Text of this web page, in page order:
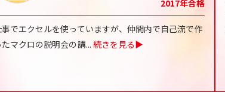
2017年合格
でエクセルを使っていますが、仲間内で自己流で作
マクロの説明会の講... 続きを見る▶